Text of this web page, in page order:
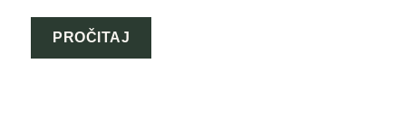
PROČITAJ